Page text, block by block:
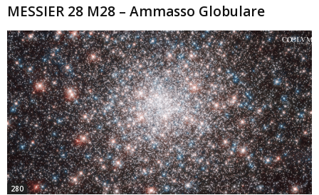
MESSIER 28 M28 – Ammasso Globulare
280